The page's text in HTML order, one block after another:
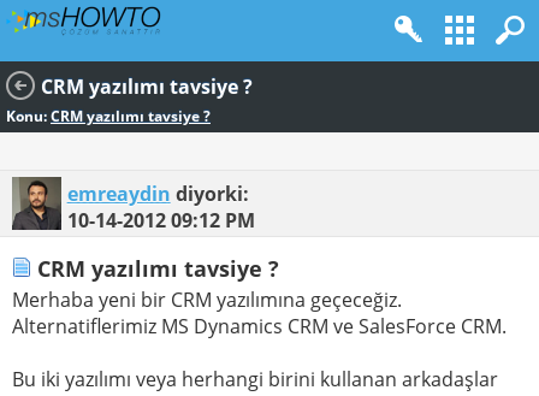
CRM yazılımı tavsiye ?
Konu:CRM yazılımı tavsiye ?
emreaydin diyorki:
10-14-201209:12 PM
CRM yazılımı tavsiye ?
Merhaba yeni bir CRM yazılımına geçeceğiz.
Alternatiflerimiz MS Dynamics CRM ve SalesForce CRM.
Bu iki yazılımı veya herhangi birini kullanan arkadaşlar